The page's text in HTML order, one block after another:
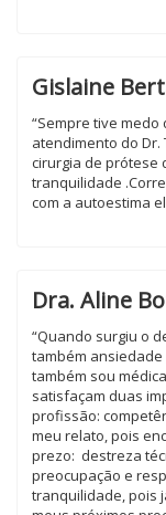
Gislaine
“Sempre tive
atendimento do
cirurgia de prótese
tranquilidade
com a autoestima
Dra. Aline
“Quando surgiu o
também ansiedade
também sou
satisfaçam duas
profissão:
meu relato, pois
prezo: destreza
preocupação e
tranquilidade, pois